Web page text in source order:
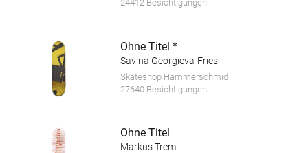
24412 Besichtigungen
Ohne Titel *
Savina Georgieva-Fries
Skateshop Hammerschmid
27640 Besichtigungen
Ohne Titel
Markus Treml